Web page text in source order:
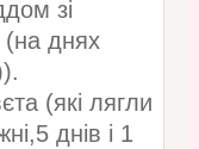
зі
днях
(які лягли
днів і 1